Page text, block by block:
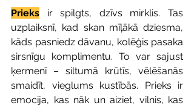
Prieks ir spilgts, dzīvs mirklis. Tas
uzplaiksnī, kad skan mīļākā dziesma,
kāds pasniedz dāvanu, kolēģis pasaka
sirsnīgu komplimentu. To var sajust
ķermenī – siltumā krūtīs, vēlēšanās
smaidīt, vieglums kustībās. Prieks ir
emocija, kas nāk un aiziet, vilnis, kas